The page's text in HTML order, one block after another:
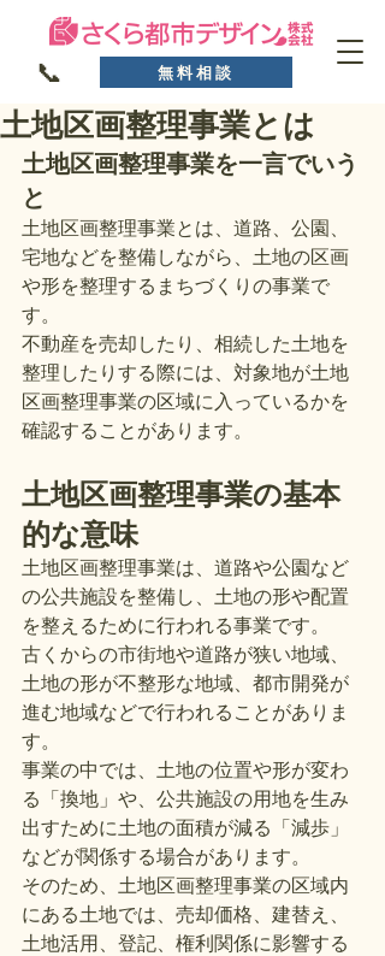
📞 無料相談
土地区画整理事業とは
土地区画整理事業を一言でいう
と
土地区画整理事業とは、道路、公園、
宅地などを整備しながら、土地の区画
や形を整理するまちづくりの事業で
す。
不動産を売却したり、相続した土地を
整理したりする際には、対象地が土地
区画整理事業の区域に入っているかを
確認することがあります。
土地区画整理事業の基本
的な意味
土地区画整理事業は、道路や公園など
の公共施設を整備し、土地の形や配置
を整えるために行われる事業です。
古くからの市街地や道路が狭い地域、
土地の形が不整形な地域、都市開発が
進む地域などで行われることがありま
す。
事業の中では、土地の位置や形が変わ
る「換地」や、公共施設の用地を生み
出すために土地の面積が減る「減歩」
などが関係する場合があります。
そのため、土地区画整理事業の区域内
にある土地では、売却価格、建替え、
土地活用、登記、権利関係に影響する